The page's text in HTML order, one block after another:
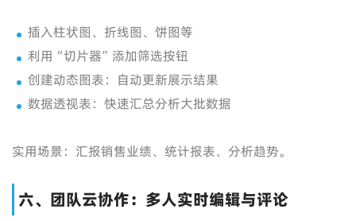
插入柱状图、折线图、饼图等
利用“切片器”添加筛选按钮
创建动态图表：自动更新展示结果
数据透视表：快速汇总分析大批数据
实用场景：汇报销售业绩、统计报表、分析趋势。
六、团队云协作：多人实时编辑与评论